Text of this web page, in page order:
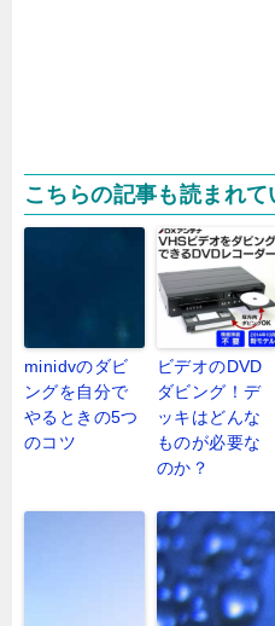
こちらの記事も読まれて
minidvのダビ
ングを自分で
やるときの5つ
のコツ
ビデオのDVD
ダビング！デ
ッキはどんな
ものが必要な
のか？